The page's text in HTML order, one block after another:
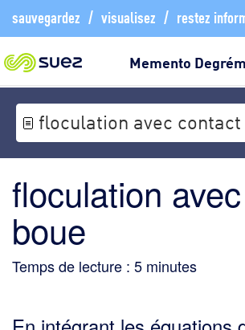
sauvegardez / visualisez / restez
Memento
floculation avec contact
floculation
boue
Temps de lecture : 5 minutes